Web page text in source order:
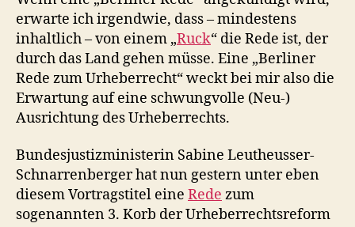
erwarte ich irgendwie, dass – mindestens
inhaltlich – von einem „Ruck“ die Rede ist, der
durch das Land gehen müsse. Eine „Berliner
Rede zum Urheberrecht“ weckt bei mir also die
Erwartung auf eine schwungvolle (Neu-)
Ausrichtung des Urheberrechts.
Bundesjustizministerin Sabine Leutheusser-
Schnarrenberger hat nun gestern unter eben
diesem Vortragstitel eine Rede zum
sogenannten 3. Korb der Urheberrechtsreform